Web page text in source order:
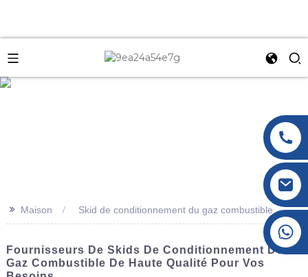
+86 177 8117 4421
+86 138 8076 0589
>> Maison Skid de conditionnement du gaz combustible
Fournisseurs De Skids De Conditionnement De
Gaz Combustible De Haute Qualité Pour Vos